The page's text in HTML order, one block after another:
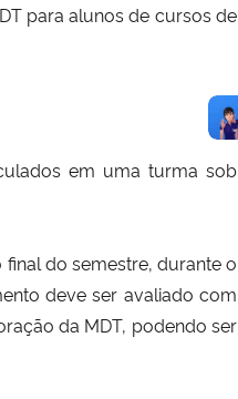
para alunos de cursos de
em uma turma sob
do semestre, durante o
deve ser avaliado com
da MDT, podendo ser